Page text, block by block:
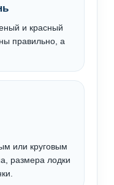
и красный
правильно, а
или круговым
размера лодки